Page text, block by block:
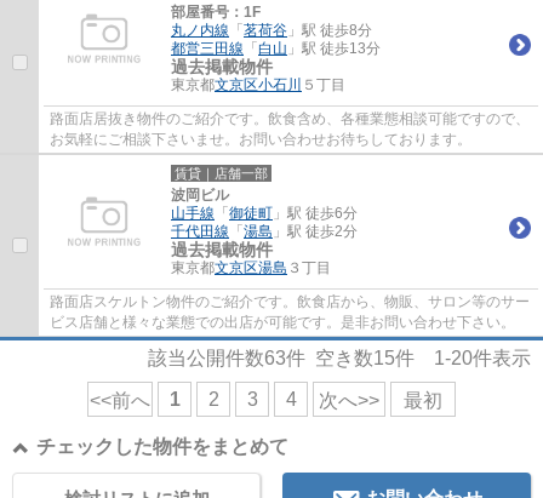
部屋番号：1F
丸ノ内線 「 茗荷谷 」駅 徒歩8分
都営三田線 「 白山 」駅 徒歩13分
過去掲載物件
東京都文京区小石川 ５丁目
路面店居抜き物件のご紹介です。飲食含め、各種業態相談可能ですので、
お気軽にご相談下さいませ。お問い合わせお待ちしております。
賃貸｜店舗一部
波岡ビル
山手線 「 御徒町 」駅 徒歩6分
千代田線 「 湯島 」駅 徒歩2分
過去掲載物件
東京都文京区湯島 ３丁目
路面店スケルトン物件のご紹介です。飲食店から、物販、サロン等のサー
ビス店舗と様々な業態での出店が可能です。是非お問い合わせ下さい。
該当公開件数63件 空き数15件 1-20件表示
<<前へ 1 2 3 4 次へ>> 最初
チェックした物件をまとめて